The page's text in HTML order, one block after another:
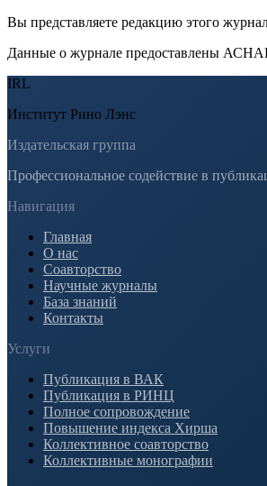
Вы представляете редакцию этого
Данные о журнале предоставлены
IRL
Институт Рино Лэнс
Издательская группа
Профессиональное содействие в
Навигация
Главная
О нас
Соавторство
Научные журналы
База знаний
Контакты
Услуги
Публикация в ВАК
Публикация в РИНЦ
Полное сопровождение
Повышение индекса Хирша
Коллективное соавторство
Коллективные монографии